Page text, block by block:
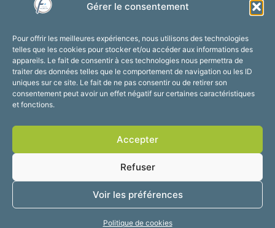
Gérer le consentement
Pour offrir les meilleures expériences, nous utilisons des technologies
telles que les cookies pour stocker et/ou accéder aux informations des
appareils. Le fait de consentir à ces technologies nous permettra de
traiter des données telles que le comportement de navigation ou les ID
uniques sur ce site. Le fait de ne pas consentir ou de retirer son
consentement peut avoir un effet négatif sur certaines caractéristiques
et fonctions.
Accepter
Refuser
Voir les préférences
Politique de cookies
03 27 59 69 79
Horaires d’ouverture
Du lundi au vendredi :
de 8h30 à 12h et de 13h30 à 17h30
Suivez-nous !
Accessibilité
Mentions légales
2025 © Propulsé par